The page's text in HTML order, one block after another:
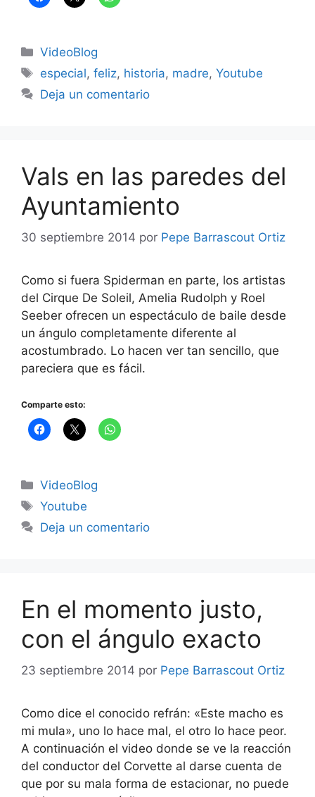
Categorías
VideoBlog
Etiquetas
especial,feliz, historia, madre,Youtube
Deja un comentario
Vals en las paredes del
Ayuntamiento
30 septiembre 2014 por Pepe Barrascout Ortiz
Como si fuera Spiderman en parte, los artistas
del Cirque De Soleil, Amelia Rudolph y Roel
Seeber ofrecen un espectáculo de baile desde
un ángulo completamente diferente al
acostumbrado. Lo hacen ver tan sencillo, que
pareciera que es fácil.
Comparte esto:
Categorías
VideoBlog
Etiquetas
Youtube
Deja un comentario
En el momento justo,
con el ángulo exacto
23 septiembre 2014 por Pepe Barrascout Ortiz
Como dice el conocido refrán: «Este macho es
mi mula», uno lo hace mal, el otro lo hace peor.
A continuación el video donde se ve la reacción
del conductor del Corvette al darse cuenta de
que por su mala forma de estacionar, no puede